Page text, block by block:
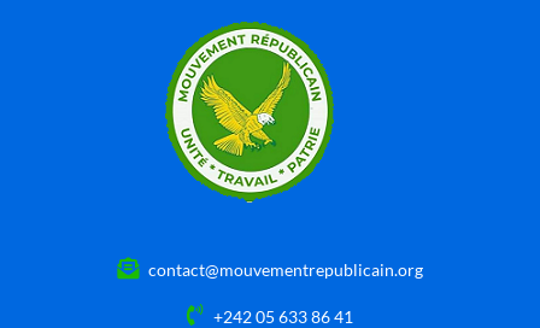
contact@mouvementrepublicain.org
+242 05 633 86 41